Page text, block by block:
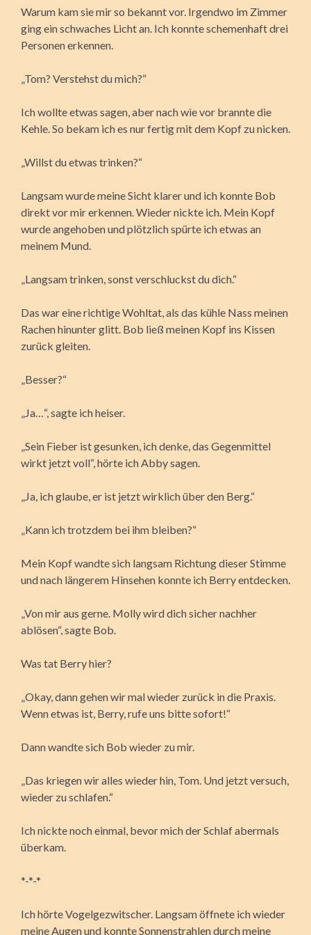
Warum kam sie mir so bekannt vor. Irgendwo im Zimmer
ging ein schwaches Licht an. Ich konnte schemenhaft drei
Personen erkennen.
„Tom? Verstehst du mich?“
Ich wollte etwas sagen, aber nach wie vor brannte die
Kehle. So bekam ich es nur fertig mit dem Kopf zu nicken.
„Willst du etwas trinken?“
Langsam wurde meine Sicht klarer und ich konnte Bob
direkt vor mir erkennen. Wieder nickte ich. Mein Kopf
wurde angehoben und plötzlich spürte ich etwas an
meinem Mund.
„Langsam trinken, sonst verschluckst du dich.“
Das war eine richtige Wohltat, als das kühle Nass meinen
Rachen hinunter glitt. Bob ließ meinen Kopf ins Kissen
zurück gleiten.
„Besser?“
„Ja…“, sagte ich heiser.
„Sein Fieber ist gesunken, ich denke, das Gegenmittel
wirkt jetzt voll“, hörte ich Abby sagen.
„Ja, ich glaube, er ist jetzt wirklich über den Berg.“
„Kann ich trotzdem bei ihm bleiben?“
Mein Kopf wandte sich langsam Richtung dieser Stimme
und nach längerem Hinsehen konnte ich Berry entdecken.
„Von mir aus gerne. Molly wird dich sicher nachher
ablösen“, sagte Bob.
Was tat Berry hier?
„Okay, dann gehen wir mal wieder zurück in die Praxis.
Wenn etwas ist, Berry, rufe uns bitte sofort!“
Dann wandte sich Bob wieder zu mir.
„Das kriegen wir alles wieder hin, Tom. Und jetzt versuch,
wieder zu schlafen.“
Ich nickte noch einmal, bevor mich der Schlaf abermals
überkam.
*-*-*
Ich hörte Vogelgezwitscher. Langsam öffnete ich wieder
meine Augen und konnte Sonnenstrahlen durch meine